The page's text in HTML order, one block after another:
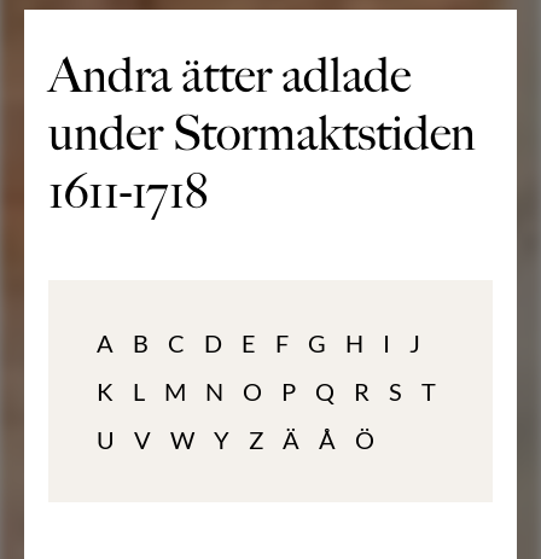
Andra ätter adlade
under Stormaktstiden
1611-1718
A B C D E F G H I
J
K
L M N O P Q R S
T
U
V W Y Z Ä Å Ö